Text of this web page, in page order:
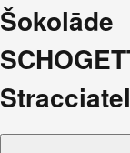
Šokolāde